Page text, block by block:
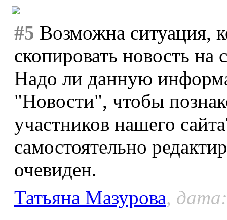
#5 Возможна ситуация,
скопировать новость на
Надо ли данную
"Новости", чтобы
участников нашего
самостоятельно
очевиден.
Татьяна Мазурова,